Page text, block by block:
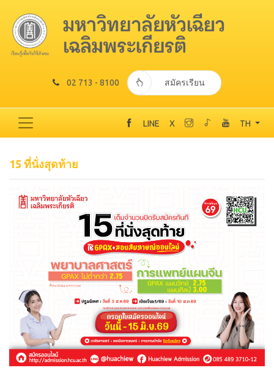
02 713 - 8100 สมัครเรียน
LINE X TH
15 ที่นั่งสุดท้าย